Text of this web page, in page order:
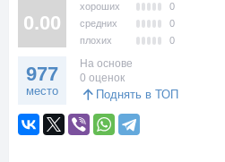
0.00
хороших
0
средних
0
плохих
0
977
место
На основе
0 оценок
Поднять в ТОП